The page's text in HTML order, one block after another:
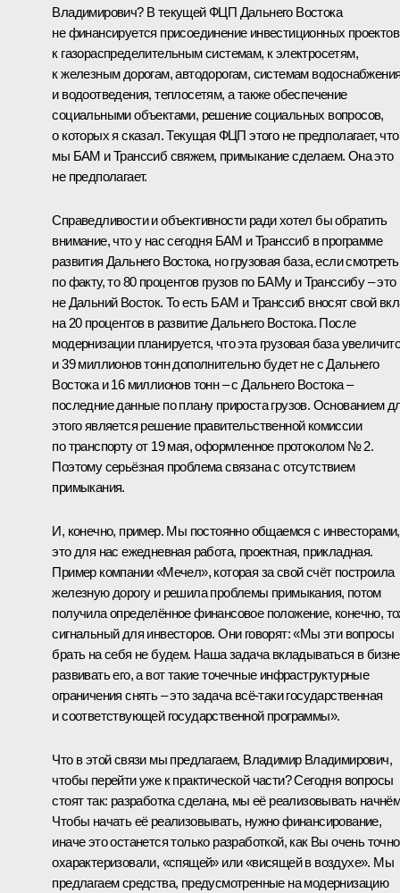
Владимирович? В текущей ФЦП Дальнего Востока
не финансируется присоединение инвестиционных проектов
к газораспределительным системам, к электросетям,
к железным дорогам, автодорогам, системам
и водоотведения, теплосетям, а также обеспечение
социальными объектами, решение социальных вопросов,
о которых я сказал. Текущая ФЦП этого не предполагает, что
мы БАМ и Транссиб свяжем, примыкание сделаем. Она это
не предполагает.
Справедливости и объективности ради хотел бы обратить
внимание, что у нас сегодня БАМ и Транссиб в программе
развития Дальнего Востока, но грузовая база, если смотреть
по факту, то 80 процентов грузов по БАМу и Транссибу – это
не Дальний Восток. То есть БАМ и Транссиб вносят свой
на 20 процентов в развитие Дальнего Востока. После
модернизации планируется, что эта грузовая база
и 39 миллионов тонн дополнительно будет не с Дальнего
Востока и 16 миллионов тонн – с Дальнего Востока –
последние данные по плану прироста грузов. Основанием
этого является решение правительственной комиссии
по транспорту от 19 мая, оформленное протоколом № 2.
Поэтому серьёзная проблема связана с отсутствием
примыкания.
И, конечно, пример. Мы постоянно общаемся с инвесторами,
это для нас ежедневная работа, проектная, прикладная.
Пример компании «Мечел», которая за свой счёт построила
железную дорогу и решила проблемы примыкания, потом
получила определённое финансовое положение, конечно,
сигнальный для инвесторов. Они говорят: «Мы эти вопросы
брать на себя не будем. Наша задача вкладываться в
развивать его, а вот такие точечные инфраструктурные
ограничения снять – это задача всё‑таки государственная
и соответствующей государственной программы».
Что в этой связи мы предлагаем, Владимир Владимирович,
чтобы перейти уже к практической части? Сегодня вопросы
стоят так: разработка сделана, мы её реализовывать
Чтобы начать её реализовывать, нужно финансирование,
иначе это останется только разработкой, как Вы очень точно
охарактеризовали, «спящей» или «висящей в воздухе». Мы
предлагаем средства, предусмотренные на модернизацию